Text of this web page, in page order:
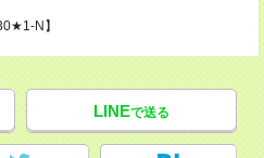
N】
LINEで送る